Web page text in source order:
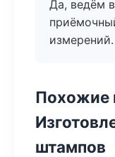
Да, ведём
измерений.
Похожие
штампов